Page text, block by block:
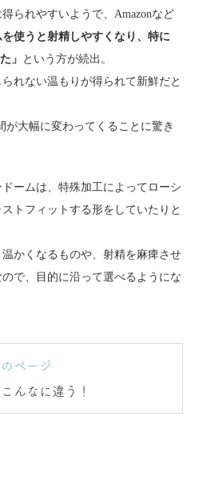
られやすいようで、Amazonなど
を使うと射精しやすくなり、特に
」 という方が続出。
れない温もりが得られて新鮮だと
が大幅に変わってくることに驚き
ームは、特殊加工によってローシ
トフィットする形をしていたりと
かくなるものや、射精を麻痺させ
で、目的に沿って選べるようにな
ページ
んなに違う！